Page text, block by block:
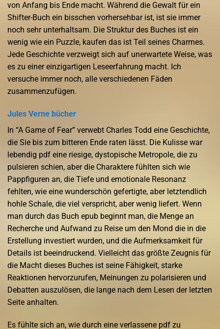
von Anfang bis Ende macht. Während die Gewalt für ein
Shifter-Buch ein bisschen vorhersehbar ist, ist sie immer
noch sehr unterhaltsam. Die Struktur des Buches ist ein
wenig wie ein Puzzle, kaufen das ist Teil seines Charmes.
Jede Geschichte verzweigt sich auf unerwartete Weise, was
es zu einer einzigartigen Leseerfahrung macht. Ich
versuche immer noch, alle verschiedenen Fäden
zusammenzufügen.
Jules Verne bücher
In “A Game of Fear” verwebt Charles Todd eine Geschichte,
die Sie bis zum bitteren Ende raten lässt. Die Kulisse war
lebendig pdf eine riesige, dystopische Metropole, die zu
pulsieren schien, aber die Charaktere fühlten sich wie
Pappfiguren an, die Tiefe und emotionale Resonanz
fehlten, wie eine wunderschön gefertigte, aber letztendlich
hohle Schale, die viel verspricht, aber wenig liefert. Wenn
man durch das Buch epub beginnt man, die Menge an
Recherche und Aufwand zu Reise um den Mond die in die
Erstellung investiert wurden, und die Aufmerksamkeit für
Details ist beeindruckend. Vielleicht das größte Zeugnis für
die Macht dieses Buches ist seine Fähigkeit, starke
Reaktionen hervorzurufen, Meinungen zu polarisieren und
Debatten auszulösen, die lange nach dem Lesen der letzten
Seite anhalten.
Es fühlte sich an, wie durch eine verlassene pdf zu